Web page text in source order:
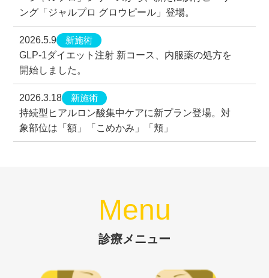
ング「ジャルプロ グロウピール」登場。
2026.5.9
新施術
GLP-1ダイエット注射 新コース、内服薬の処方を
開始しました。
2026.3.18
新施術
持続型ヒアルロン酸集中ケアに新プラン登場。対
象部位は「額」「こめかみ」「頬」
Menu
診療メニュー